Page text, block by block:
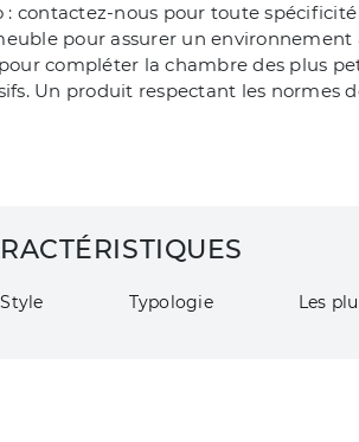
contactez-nous pour toute
pour assurer un
compléter la chambre des plus
Un produit respectant les normes
Style Typologie Les